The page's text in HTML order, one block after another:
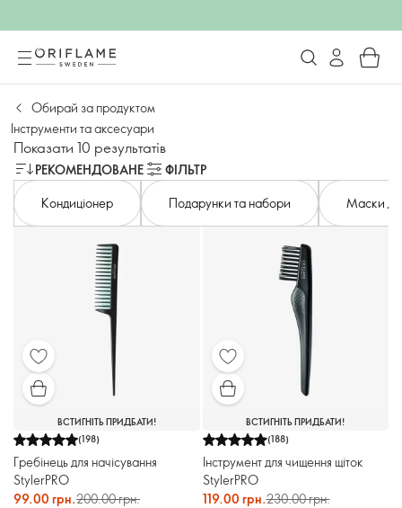
Обирай за продуктом
Інструменти та аксесуари
Показати 10 результатів
РЕКОМЕНДОВАНЕ
ФІЛЬТР
Кондиціонер
Подарунки та набори Маски
ВСТИГНІТЬ ПРИДБАТИ!
(198)
Гребінець для начісування
StylerPRO
99.00 грн.200.00 грн.
ВСТИГНІТЬ ПРИДБАТИ!
(188)
Інструмент для чищення щіток
StylerPRO
119.00 грн.230.00 грн.